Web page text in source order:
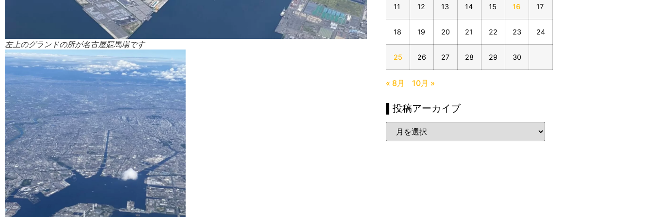
左上のグランドの所が名古屋競馬場です
11 12 13 14 15 16 17
18 19 20 21 22 23 24
25 26 27 28 29 30
« 8月 10月 »
▌投稿アーカイブ